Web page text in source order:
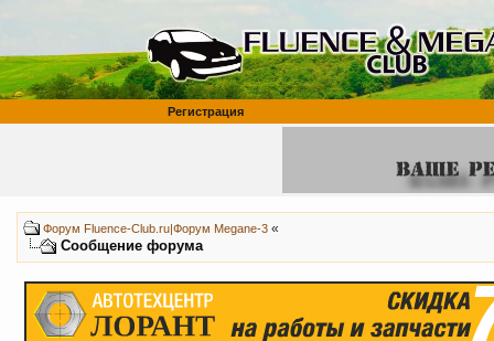
Регистрация
Форум Fluence-Club.ru|Форум Megane-3 «
Сообщение форума